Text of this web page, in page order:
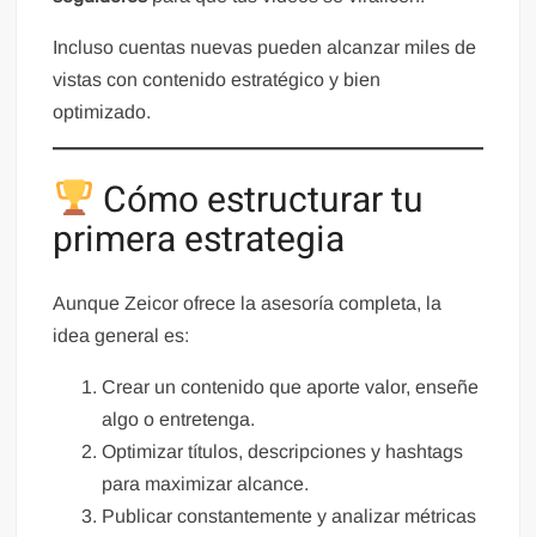
Incluso cuentas nuevas pueden alcanzar miles de
vistas con contenido estratégico y bien
optimizado.
Cómo estructurar tu
primera estrategia
Aunque Zeicor ofrece la asesoría completa, la
idea general es:
Crear un contenido que aporte valor, enseñe
algo o entretenga.
Optimizar títulos, descripciones y hashtags
para maximizar alcance.
Publicar constantemente y analizar métricas